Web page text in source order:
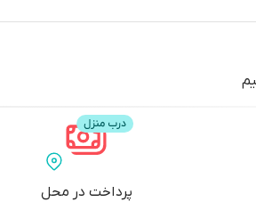
پرداخت در محل